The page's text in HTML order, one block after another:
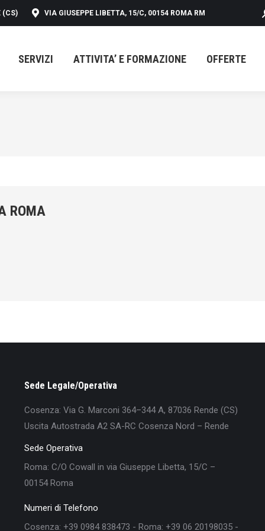
(CS) VIA GIUSEPPE LIBETTA, 15/C, 00154 ROMA RM
SERVIZI ATTIVITA’ E FORMAZIONE OFFERTE
ROMA
Sede Legale/Operativa
Cosenza: Via G. Marconi 364–344 A, 87036 Rende (CS)
Uscita Autostrada A2 SA-RC Cosenza Nord – Rende
Sede Operativa
Roma: C/O Cowall in via Giuseppe Libetta, 15/C –
00154 Roma
Numeri di Telefono
Cosenza: +39 0984 838473 - Roma: +39 06 20198035 -
SERVIZI